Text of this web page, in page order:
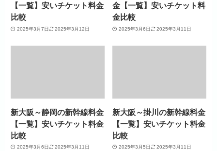
【一覧】安いチケット料金
比較
2025年3月7日 2025年3月12日
金【一覧】安いチケット料
金比較
2025年3月6日 2025年3月11日
新大阪～静岡の新幹線料金
【一覧】安いチケット料金
比較
2025年3月6日 2025年3月11日
新大阪～掛川の新幹線料金
【一覧】安いチケット料金
比較
2025年3月5日 2025年3月11日